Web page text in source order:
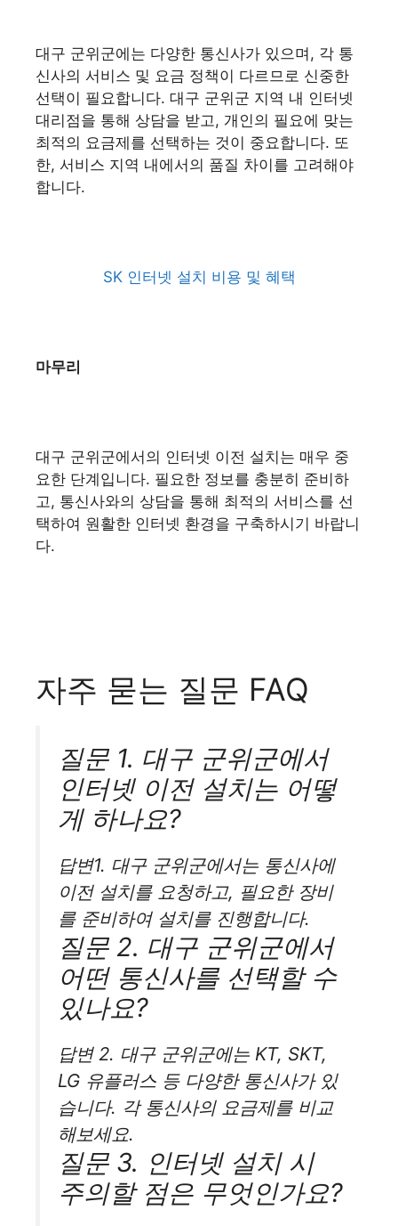
대구 군위군에는 다양한 통신사가 있으며, 각 통
신사의 서비스 및 요금 정책이 다르므로 신중한
선택이 필요합니다. 대구 군위군 지역 내 인터넷
대리점을 통해 상담을 받고, 개인의 필요에 맞는
최적의 요금제를 선택하는 것이 중요합니다. 또
한, 서비스 지역 내에서의 품질 차이를 고려해야
합니다.
SK 인터넷 설치 비용 및 혜택
마무리
대구 군위군에서의 인터넷 이전 설치는 매우 중
요한 단계입니다. 필요한 정보를 충분히 준비하
고, 통신사와의 상담을 통해 최적의 서비스를 선
택하여 원활한 인터넷 환경을 구축하시기 바랍니
다.
자주 묻는 질문 FAQ
질문 1. 대구 군위군에서
인터넷 이전 설치는 어떻
게 하나요?
답변1. 대구 군위군에서는 통신사에
이전 설치를 요청하고, 필요한 장비
를 준비하여 설치를 진행합니다.
질문 2. 대구 군위군에서
어떤 통신사를 선택할 수
있나요?
답변 2. 대구 군위군에는 KT, SKT,
LG 유플러스 등 다양한 통신사가 있
습니다. 각 통신사의 요금제를 비교
해보세요.
질문 3. 인터넷 설치 시
주의할 점은 무엇인가요?